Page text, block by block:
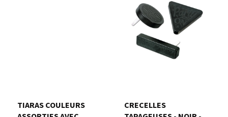
TIARAS COULEURS
CRECELLES